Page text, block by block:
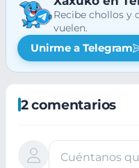
Recibe chollos y
vuelen.
Unirme a Telegram
2 comentarios
Cuéntanos